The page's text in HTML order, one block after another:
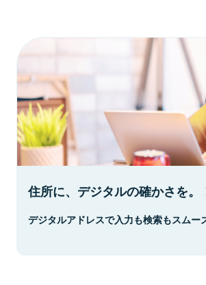
住所に、デジタルの確かさを。
デジタルアドレスで入力も検索もスムー